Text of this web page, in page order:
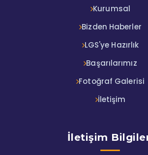
Kurumsal
Bizden Haberler
LGS'ye Hazırlık
Başarılarımız
Fotoğraf Galerisi
İletişim
İletişim